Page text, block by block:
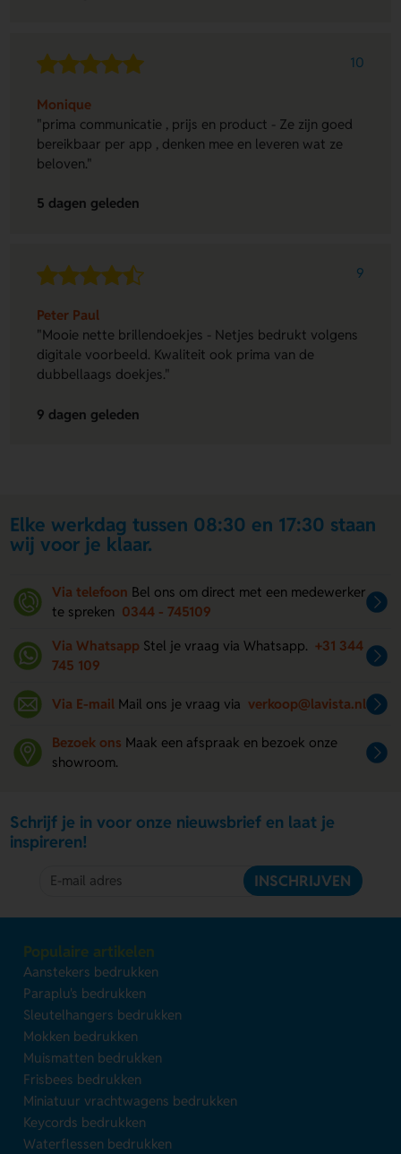
10
Monique
"prima communicatie , prijs en product - Ze zijn goed
bereikbaar per app , denken mee en leveren wat ze
beloven."
5 dagen geleden
9
Peter Paul
"Mooie nette brillendoekjes - Netjes bedrukt volgens
digitale voorbeeld. Kwaliteit ook prima van de
dubbellaags doekjes."
9 dagen geleden
Elke werkdag tussen 08:30 en 17:30 staan
wij voor je klaar.
Via telefoon Bel ons om direct met een medewerker
te spreken 0344 - 745109
Via Whatsapp Stel je vraag via Whatsapp. +31 344
745 109
Via E-mail Mail ons je vraag via verkoop@lavista.nl
Bezoek ons Maak een afspraak en bezoek onze
showroom.
Schrijf je in voor onze nieuwsbrief en laat je
inspireren!
INSCHRIJVEN
Populaire artikelen
Aanstekers bedrukken
Paraplu's bedrukken
Sleutelhangers bedrukken
Mokken bedrukken
Muismatten bedrukken
Frisbees bedrukken
Miniatuur vrachtwagens bedrukken
Keycords bedrukken
Waterflessen bedrukken